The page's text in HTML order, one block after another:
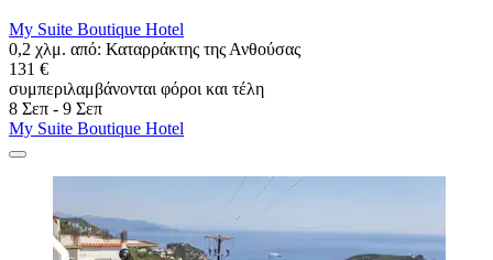
My Suite Boutique Hotel
0,2 χλμ. από: Καταρράκτης της Ανθούσας
131 €
συμπεριλαμβάνονται φόροι και τέλη
8 Σεπ - 9 Σεπ
My Suite Boutique Hotel